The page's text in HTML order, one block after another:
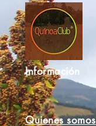
Información
Quienes somos